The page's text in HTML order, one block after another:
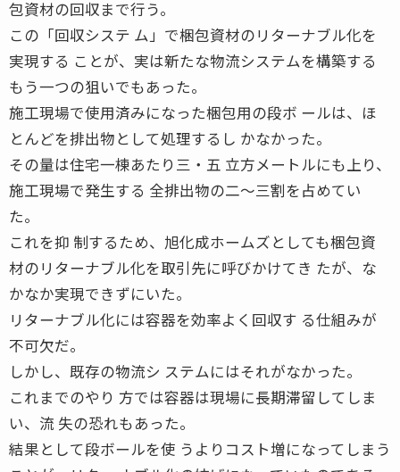
包資材の回収まで行う。
この「回収システ ム」で梱包資材のリターナブル化を
実現する ことが、実は新たな物流システムを構築する
もう一つの狙いでもあった。
施工現場で使用済みになった梱包用の段ボ ールは、ほ
とんどを排出物として処理するし かなかった。
その量は住宅一棟あたり三・五 立方メートルにも上り、
施工現場で発生する 全排出物の二〜三割を占めてい
た。
これを抑 制するため、旭化成ホームズとしても梱包資
材のリターナブル化を取引先に呼びかけてき たが、な
かなか実現できずにいた。
リターナブル化には容器を効率よく回収す る仕組みが
不可欠だ。
しかし、既存の物流シ ステムにはそれがなかった。
これまでのやり 方では容器は現場に長期滞留してしま
い、流 失の恐れもあった。
結果として段ボールを使 うよりコスト増になってしまう